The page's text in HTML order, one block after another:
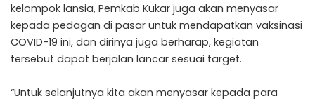
kelompok lansia, Pemkab Kukar juga akan menyasar
kepada pedagan di pasar untuk mendapatkan vaksinasi
COVID-19 ini, dan dirinya juga berharap, kegiatan
tersebut dapat berjalan lancar sesuai target.
“Untuk selanjutnya kita akan menyasar kepada para